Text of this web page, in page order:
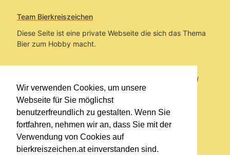
Wir verwenden Cookies, um unsere
Webseite für Sie möglichst
benutzerfreundlich zu gestalten. Wenn Sie
fortfahren, nehmen wir an, dass Sie mit der
Verwendung von Cookies auf
bierkreiszeichen.at einverstanden sind.
Team Bierkreiszeichen
Diese Seite ist eine private Webseite die sich das Thema
Bier zum Hobby macht.
Sie befinden sich auf https://www.bierkreiszeichen.at/
im Pfad:Bierkreiszeichen/Gesammelte Biere
Erstellt: 2026-08-08
Links